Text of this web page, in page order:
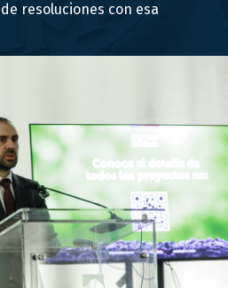
resoluciones con esa